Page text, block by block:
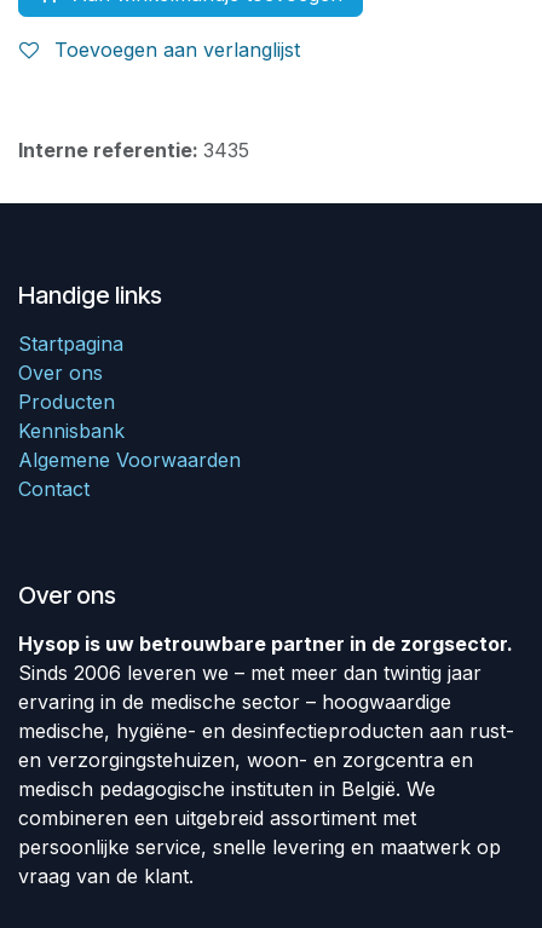
Toevoegen aan verlanglijst
Interne referentie: 3435
Handige links
Startpagina
Over ons
Producten
Kennisbank
Algemene Voorwaarden
Contact
Over ons
Hysop is uw betrouwbare partner in de zorgsector.
Sinds 2006 leveren we – met meer dan twintig jaar
ervaring in de medische sector – hoogwaardige
medische, hygiëne- en desinfectieproducten aan rust-
en verzorgingstehuizen, woon- en zorgcentra en
medisch pedagogische instituten in België. We
combineren een uitgebreid assortiment met
persoonlijke service, snelle levering en maatwerk op
vraag van de klant.